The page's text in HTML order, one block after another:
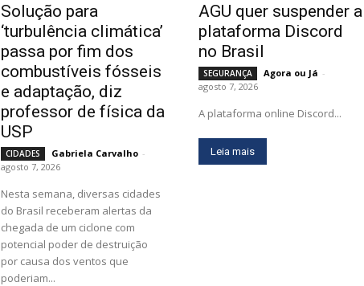
Solução para
‘turbulência climática’
passa por fim dos
combustíveis fósseis
e adaptação, diz
professor de física da
USP
CIDADES Gabriela Carvalho -
agosto 7, 2026
Nesta semana, diversas cidades
do Brasil receberam alertas da
chegada de um ciclone com
potencial poder de destruição
por causa dos ventos que
poderiam...
AGU quer suspender a
plataforma Discord
no Brasil
SEGURANÇA Agora ou Já -
agosto 7, 2026
A plataforma online Discord...
Leia mais